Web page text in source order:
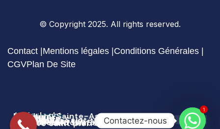
© Copyright 2025. All rights reserved.
Contact |Mentions légales |Conditions Générales |
CGVPlan De Site
Anderlecht
Auderghem
Berchem-Sainte-Agathe
Etterbeek
Evere
Forest
Ganshoren
Ixelles
Jette
Koekelberg
Molenbeek-Saint-Jean
Saint-Gilles
Saint-Josse-ten-Noode
Schaerbeek
Uccle
Watermael-Boitsfort
woluwe saint lambert
Woluwe saint pierre
1
Contactez-nous